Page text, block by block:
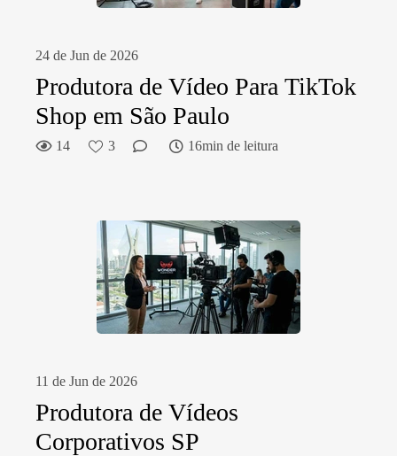
24 de Jun de 2026
Produtora de Vídeo Para TikTok
Shop em São Paulo
14 3 16min de leitura
11 de Jun de 2026
Produtora de Vídeos
Corporativos SP